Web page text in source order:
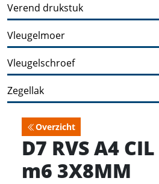
Verend drukstuk
Vleugelmoer
Vleugelschroef
Zegellak
Overzicht
D7 RVS A4
m6 3X8MM